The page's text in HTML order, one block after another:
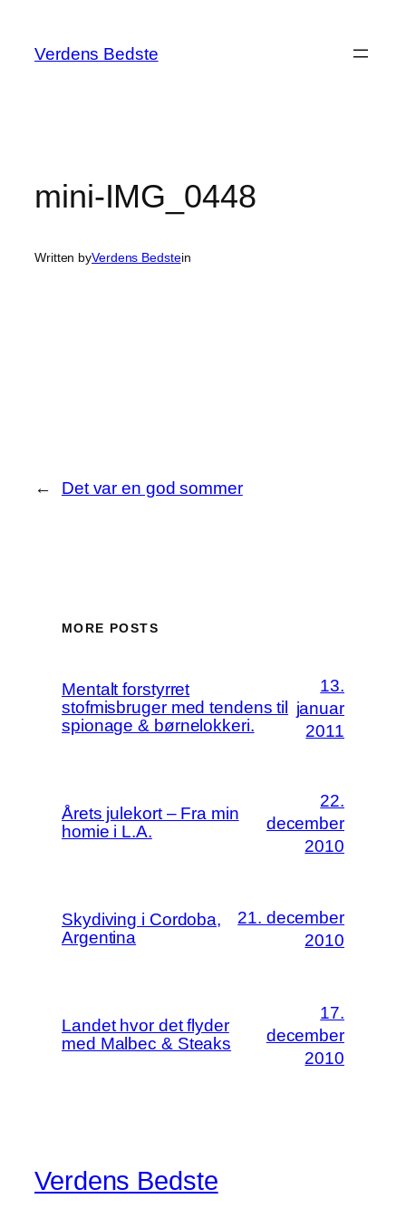
indhold
Verdens Bedste
mini-IMG_0448
Written byVerdens Bedstein
← Det var en god sommer
MORE POSTS
Mentalt forstyrret
stofmisbruger med tendens til
spionage & børnelokkeri.
13.
januar
2011
Årets julekort – Fra min
homie i L.A.
22.
december
2010
Skydiving i Cordoba,
Argentina
21. december
2010
Landet hvor det flyder
med Malbec & Steaks
17.
december
2010
Verdens Bedste